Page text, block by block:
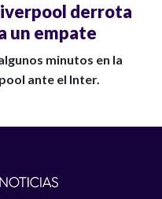
derrota
un empate
minutos en la
ante el Inter.